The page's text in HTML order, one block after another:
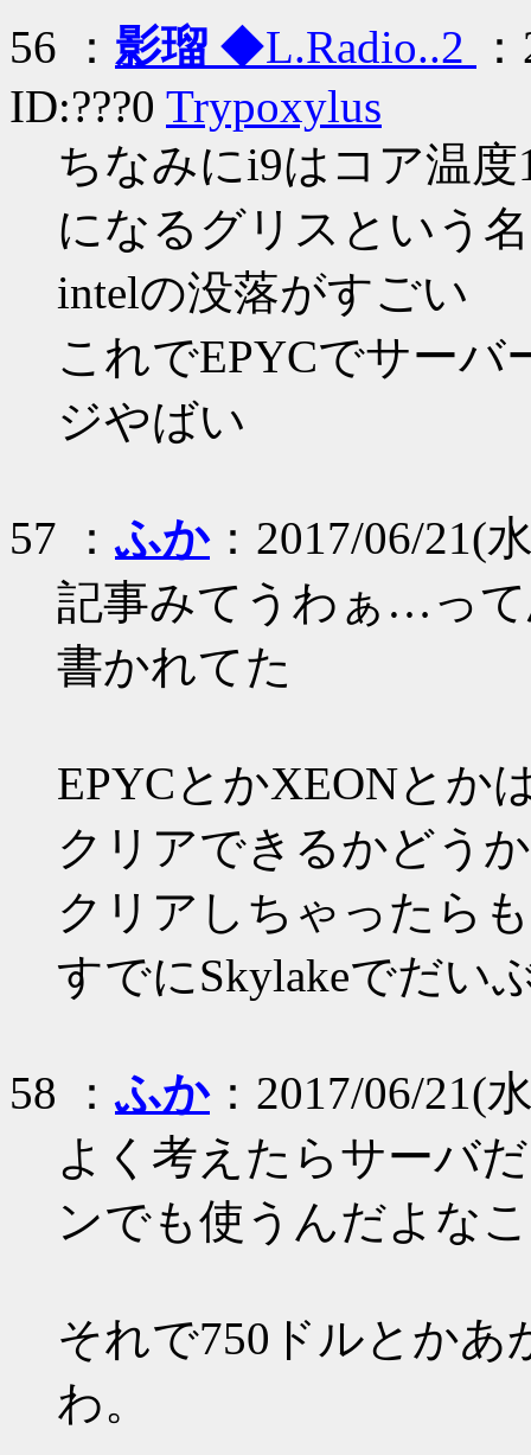
56 ： 影瑠 ◆L.Radio..2
ID:???0 Trypoxylus
ちなみにi9はコア温
になるグリスという
intelの没落がすごい
これでEPYCでサー
ジやばい
57 ：ふか：2017/06/21(
記事みてうわぁ…っ
書かれてた
EPYCとかXEONとか
クリアできるかどう
クリアしちゃったら
すでにSkylakeでだ
58 ：ふか：2017/06/21(
よく考えたらサーバ
ンでも使うんだよな
それで750ドルとか
わ。